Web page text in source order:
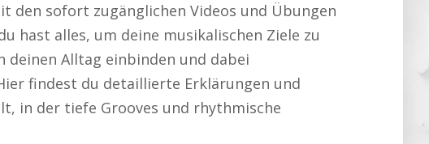
den sofort zugänglichen Videos und Übungen
hast alles, um deine musikalischen Ziele zu
deinen Alltag einbinden und dabei
findest du detaillierte Erklärungen und
in der tiefe Grooves und rhythmische